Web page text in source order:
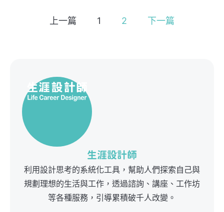
上一篇 1 2 下一篇
生涯設計師
利用設計思考的系統化工具，幫助人們探索自己與
規劃理想的生活與工作，透過諮詢、講座、工作坊
等各種服務，引導累積破千人改變。